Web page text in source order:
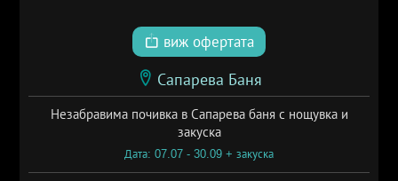
виж офертата
Сапарева Баня
Незабравима почивка в Сапарева баня с нощувка и
закуска
Дата: 07.07 - 30.09 + закуска